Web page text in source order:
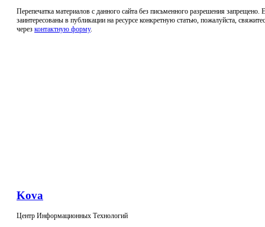
Перепечатка материалов с данного сайта без письменного разрешения запрещено.
заинтересованы в публикации на ресурсе конкретную статью, пожалуйста,
через контактную форму.
Kova
Центр Информационных Технологий